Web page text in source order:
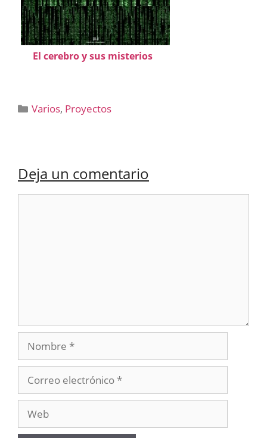
El cerebro y sus misterios
Categorías
Varios, Proyectos
Deja un comentario
electrónico